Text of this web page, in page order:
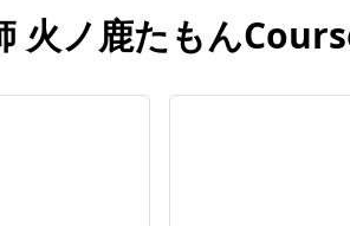
火ノ鹿たもん